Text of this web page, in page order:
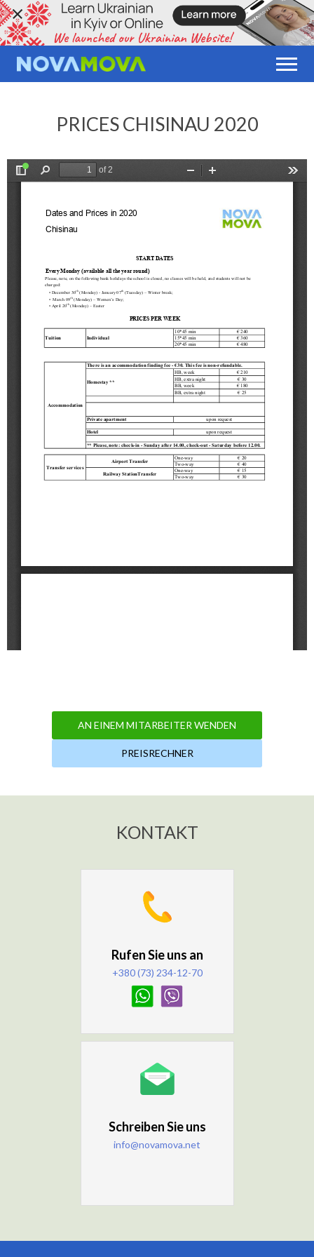
PRICES CHISINAU 2020
AN EINEM MITARBEITER WENDEN
PREISRECHNER
KONTAKT
Rufen Sie uns an
+380 (73) 234-12-70
Schreiben Sie uns
info@novamova.net